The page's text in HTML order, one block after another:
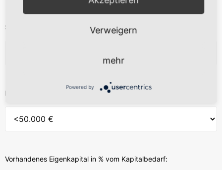
Status
Kapitalbedarf
Vorhandenes Eigenkapital in % vom Kapitalbedarf:
Verweigern
mehr
Powered by